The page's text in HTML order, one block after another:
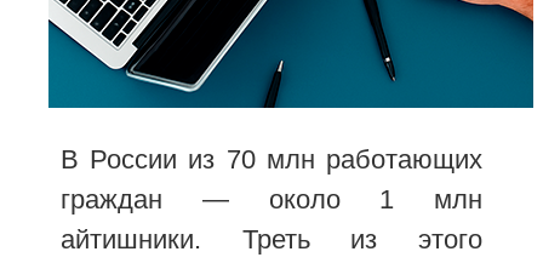
В России из 70 млн работающих
граждан — около 1 млн
айтишники. Треть из этого